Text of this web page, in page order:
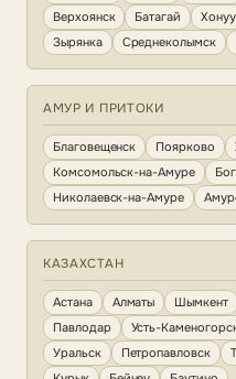
Верхоянск
Батагай Хонуу
Зырянка
Среднеколымск
АМУР И ПРИТОКИ
Благовещенск Поярково
Комсомольск-на-Амуре
Николаевск-на-Амуре
КАЗАХСТАН
Астана Алматы Шымкент
Павлодар
Усть-
Уральск
Петропавловск